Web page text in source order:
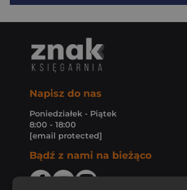
Napisz do nas
Poniedziałek - Piątek
8:00 - 18:00
[email protected]
Bądź z nami na bieżąco